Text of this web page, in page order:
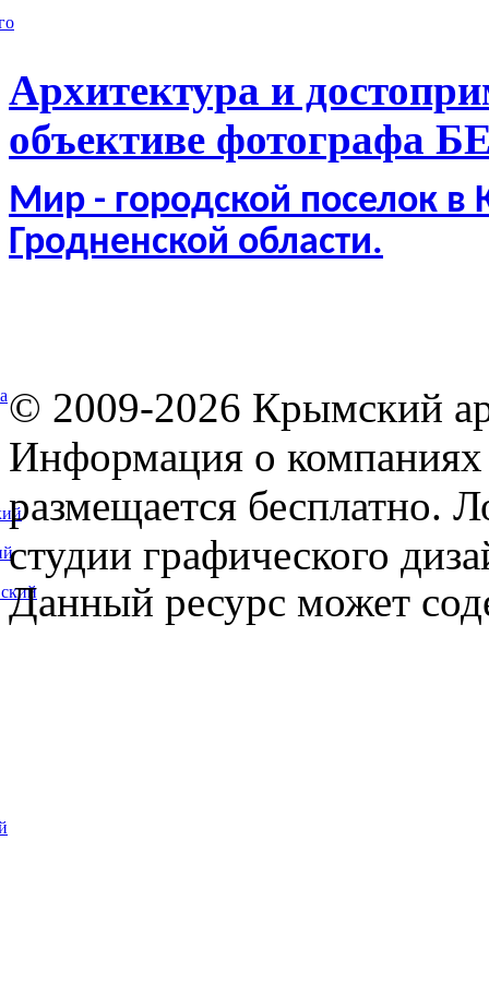
Архитектура и
объективе фотографа
Мир - городской поселок в
Гродненской области.
© 2009-2026 Крымский
Информация о компаниях
размещается бесплатно.
студии графического
Данный ресурс может